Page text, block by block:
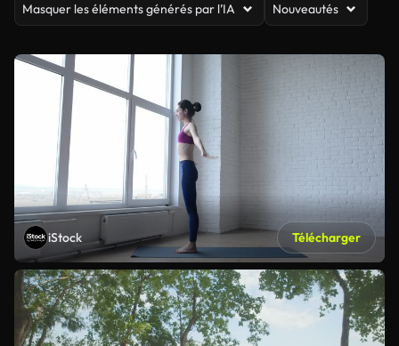
Masquer les éléments générés par l’IA Nouveautés
iStock Télécharger